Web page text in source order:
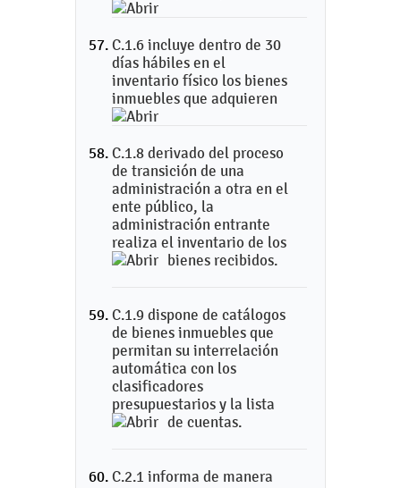
C.1.6 incluye dentro de 30
días hábiles en el
inventario físico los bienes
inmuebles que adquieren
C.1.8 derivado del proceso
de transición de una
administración a otra en el
ente público, la
administración entrante
realiza el inventario de los
bienes recibidos.
C.1.9 dispone de catálogos
de bienes inmuebles que
permitan su interrelación
automática con los
clasificadores
presupuestarios y la lista
de cuentas.
C.2.1 informa de manera